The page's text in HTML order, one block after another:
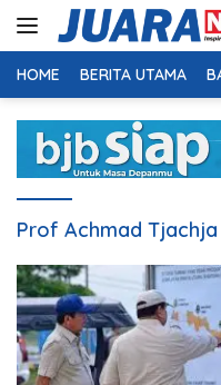
HOME BERITA UTAMA
Prof Achmad Tjachja